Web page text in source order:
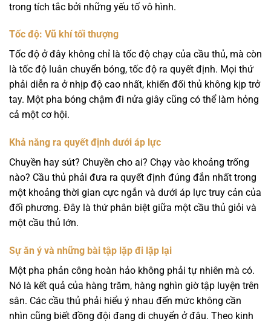
trong tích tắc bởi những yếu tố vô hình.
Tốc độ: Vũ khí tối thượng
Tốc độ ở đây không chỉ là tốc độ chạy của cầu thủ, mà còn
là tốc độ luân chuyển bóng, tốc độ ra quyết định. Mọi thứ
phải diễn ra ở nhịp độ cao nhất, khiến đối thủ không kịp trở
tay. Một pha bóng chậm đi nửa giây cũng có thể làm hỏng
cả một cơ hội.
Khả năng ra quyết định dưới áp lực
Chuyền hay sút? Chuyền cho ai? Chạy vào khoảng trống
nào? Cầu thủ phải đưa ra quyết định đúng đắn nhất trong
một khoảng thời gian cực ngắn và dưới áp lực truy cản của
đối phương. Đây là thứ phân biệt giữa một cầu thủ giỏi và
một cầu thủ lớn.
Sự ăn ý và những bài tập lặp đi lặp lại
Một pha phản công hoàn hảo không phải tự nhiên mà có.
Nó là kết quả của hàng trăm, hàng nghìn giờ tập luyện trên
sân. Các cầu thủ phải hiểu ý nhau đến mức không cần
nhìn cũng biết đồng đội đang di chuyển ở đâu. Theo kinh